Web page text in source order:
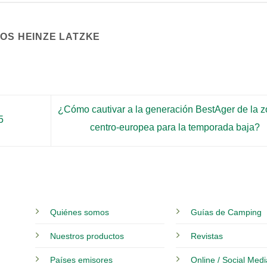
HEINZE LATZKE
¿Cómo cautivar a la generación BestAger de la
centro-europea para la temporada baja?
Quiénes somos
Nuestros productos
Países emisores
Guías de Camping
Revistas
Online / Social